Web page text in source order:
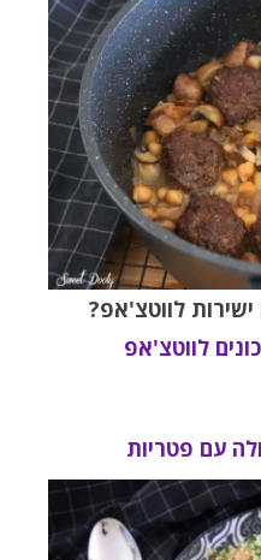
לווטצ'אפ?
לווטצ'אפ
עם פטריות